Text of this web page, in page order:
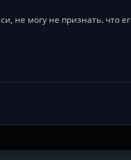
не могу не признать. что